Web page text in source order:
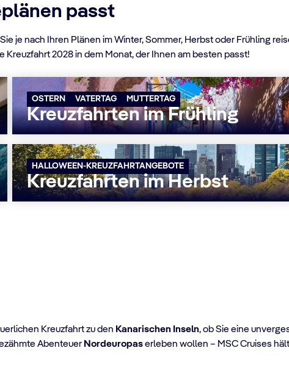
passt
je nach Ihren Plänen im Winter, Sommer, Herbst oder Frühling
2028 in dem Monat, der Ihnen am besten passt!
OSTERN VATERTAG MUTTERTAG
Kreuzfahrten im Frühling
HALLOWEEN-KREUZFAHRTANGEBOTE
Kreuzfahrten im Herbst
Kreuzfahrt zu den Kanarischen Inseln, ob Sie eine
Abenteuer Nordeuropaserleben wollen – MSC Cruises